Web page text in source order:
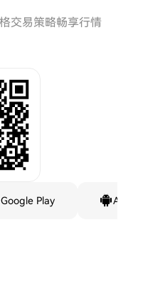
交易策略畅享行情
Google Play